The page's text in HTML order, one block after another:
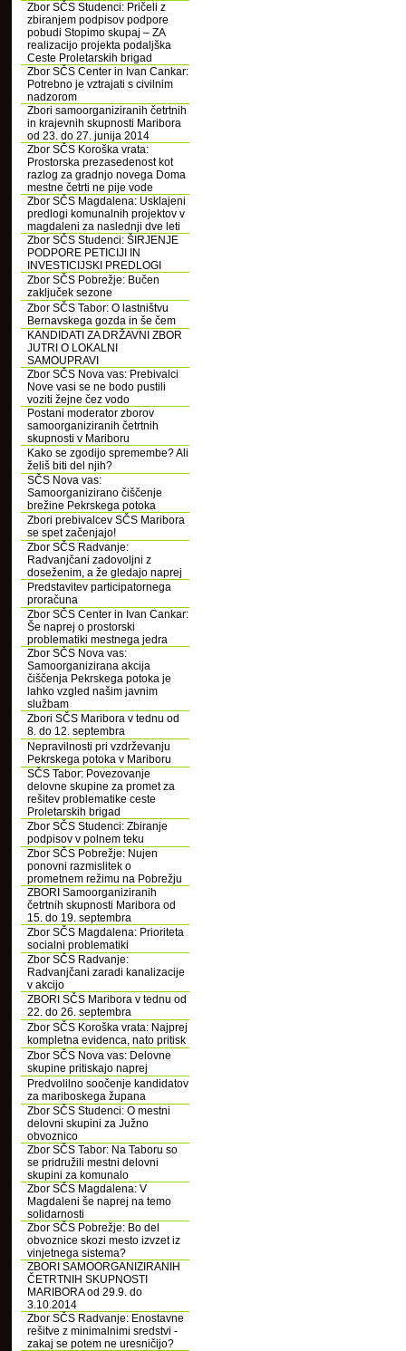
Zbor SČS Studenci: Pričeli z
zbiranjem podpisov podpore
pobudi Stopimo skupaj – ZA
realizacijo projekta podaljška
Ceste Proletarskih brigad
Zbor SČS Center in Ivan Cankar:
Potrebno je vztrajati s civilnim
nadzorom
Zbori samoorganiziranih četrtnih
in krajevnih skupnosti Maribora
od 23. do 27. junija 2014
Zbor SČS Koroška vrata:
Prostorska prezasedenost kot
razlog za gradnjo novega Doma
mestne četrti ne pije vode
Zbor SČS Magdalena: Usklajeni
predlogi komunalnih projektov v
magdaleni za naslednji dve leti
Zbor SČS Studenci: ŠIRJENJE
PODPORE PETICIJI IN
INVESTICIJSKI PREDLOGI
Zbor SČS Pobrežje: Bučen
zaključek sezone
Zbor SČS Tabor: O lastništvu
Bernavskega gozda in še čem
KANDIDATI ZA DRŽAVNI ZBOR
JUTRI O LOKALNI
SAMOUPRAVI
Zbor SČS Nova vas: Prebivalci
Nove vasi se ne bodo pustili
voziti žejne čez vodo
Postani moderator zborov
samoorganiziranih četrtnih
skupnosti v Mariboru
Kako se zgodijo spremembe? Ali
želiš biti del njih?
SČS Nova vas:
Samoorganizirano čiščenje
brežine Pekrskega potoka
Zbori prebivalcev SČS Maribora
se spet začenjajo!
Zbor SČS Radvanje:
Radvanjčani zadovoljni z
doseženim, a že gledajo naprej
Predstavitev participatornega
proračuna
Zbor SČS Center in Ivan Cankar:
Še naprej o prostorski
problematiki mestnega jedra
Zbor SČS Nova vas:
Samoorganizirana akcija
čiščenja Pekrskega potoka je
lahko vzgled našim javnim
službam
Zbori SČS Maribora v tednu od
8. do 12. septembra
Nepravilnosti pri vzdrževanju
Pekrskega potoka v Mariboru
SČS Tabor: Povezovanje
delovne skupine za promet za
rešitev problematike ceste
Proletarskih brigad
Zbor SČS Studenci: Zbiranje
podpisov v polnem teku
Zbor SČS Pobrežje: Nujen
ponovni razmislitek o
prometnem režimu na Pobrežju
ZBORI Samoorganiziranih
četrtnih skupnosti Maribora od
15. do 19. septembra
Zbor SČS Magdalena: Prioriteta
socialni problematiki
Zbor SČS Radvanje:
Radvanjčani zaradi kanalizacije
v akcijo
ZBORI SČS Maribora v tednu od
22. do 26. septembra
Zbor SČS Koroška vrata: Najprej
kompletna evidenca, nato pritisk
Zbor SČS Nova vas: Delovne
skupine pritiskajo naprej
Predvolilno soočenje kandidatov
za mariboskega župana
Zbor SČS Studenci: O mestni
delovni skupini za Južno
obvoznico
Zbor SČS Tabor: Na Taboru so
se pridružili mestni delovni
skupini za komunalo
Zbor SČS Magdalena: V
Magdaleni še naprej na temo
solidarnosti
Zbor SČS Pobrežje: Bo del
obvoznice skozi mesto izvzet iz
vinjetnega sistema?
ZBORI SAMOORGANIZIRANIH
ČETRTNIH SKUPNOSTI
MARIBORA od 29.9. do
3.10.2014
Zbor SČS Radvanje: Enostavne
rešitve z minimalnimi sredstvi -
zakaj se potem ne uresničijo?